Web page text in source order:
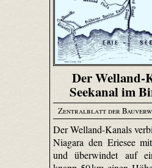
Der Welland-
Seekanal im
Zentralblatt der
Der Welland-Kanals
Niagara den Eriesee
und überwindet auf